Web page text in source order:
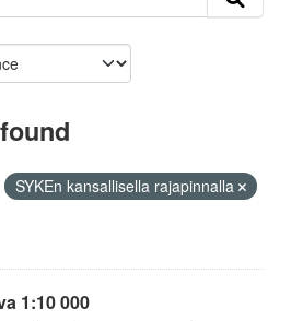
SYKEn kansallisella rajapinnalla
1:10 000